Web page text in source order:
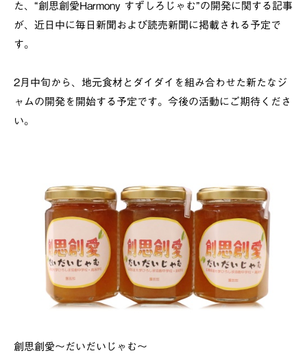
た、“創思創愛Harmony すずしろじゃむ”の開発に関する記事
が、近日中に毎日新聞および読売新聞に掲載される予定で
す。
2月中旬から、地元食材とダイダイを組み合わせた新たなジ
ャムの開発を開始する予定です。今後の活動にご期待くださ
い。
創思創愛～だいだいじゃむ～